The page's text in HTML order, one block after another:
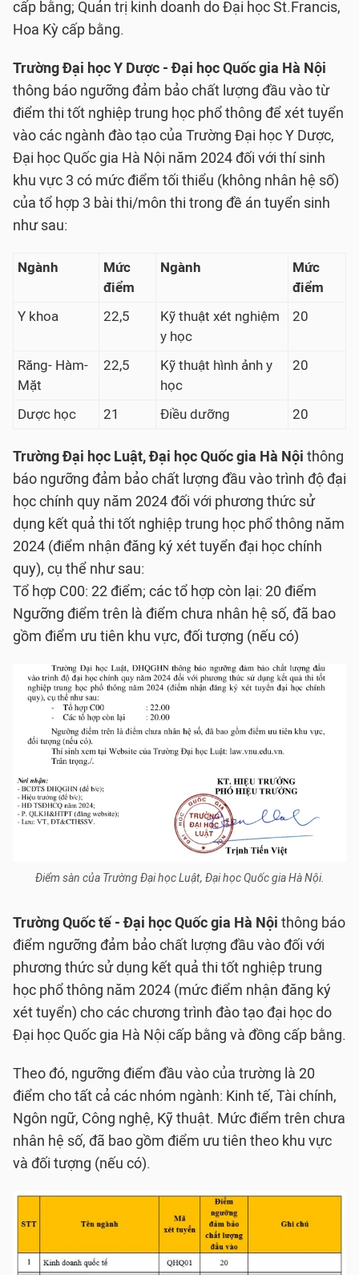
cấp bằng; Quản trị kinh doanh do Đại học St.Francis,
Hoa Kỳ cấp bằng.
Trường Đại học Y Dược - Đại học Quốc gia Hà Nội
thông báo ngưỡng đảm bảo chất lượng đầu vào từ
điểm thi tốt nghiệp trung học phổ thông để xét tuyển
vào các ngành đào tạo của Trường Đại học Y Dược,
Đại học Quốc gia Hà Nội năm 2024 đối với thí sinh
khu vực 3 có mức điểm tối thiểu (không nhân hệ số)
của tổ hợp 3 bài thi/môn thi trong đề án tuyển sinh
như sau:
Ngành
Mức
điểm
Ngành
Mức
điểm
Y khoa
22,5
Kỹ thuật xét nghiệm
y học
20
Răng- Hàm-
Mặt
22,5
Kỹ thuật hình ảnh y
học
20
Dược học 21 Điều dưỡng 20
Trường Đại học Luật, Đại học Quốc gia Hà Nội thông
báo ngưỡng đảm bảo chất lượng đầu vào trình độ đại
học chính quy năm 2024 đối với phương thức sử
dụng kết quả thi tốt nghiệp trung học phổ thông năm
2024 (điểm nhận đăng ký xét tuyển đại học chính
quy), cụ thể như sau:
Tổ hợp C00: 22 điểm; các tổ hợp còn lại: 20 điểm
Ngưỡng điểm trên là điểm chưa nhân hệ số, đã bao
gồm điểm ưu tiên khu vực, đối tượng (nếu có)
Điểm sàn của Trường Đại học Luật, Đại học Quốc gia Hà Nội.
Trường Quốc tế - Đại học Quốc gia Hà Nội thông báo
điểm ngưỡng đảm bảo chất lượng đầu vào đối với
phương thức sử dụng kết quả thi tốt nghiệp trung
học phổ thông năm 2024 (mức điểm nhận đăng ký
xét tuyển) cho các chương trình đào tạo đại học do
Đại học Quốc gia Hà Nội cấp bằng và đồng cấp bằng.
Theo đó, ngưỡng điểm đầu vào của trường là 20
điểm cho tất cả các nhóm ngành: Kinh tế, Tài chính,
Ngôn ngữ, Công nghệ, Kỹ thuật. Mức điểm trên chưa
nhân hệ số, đã bao gồm điểm ưu tiên theo khu vực
và đối tượng (nếu có).